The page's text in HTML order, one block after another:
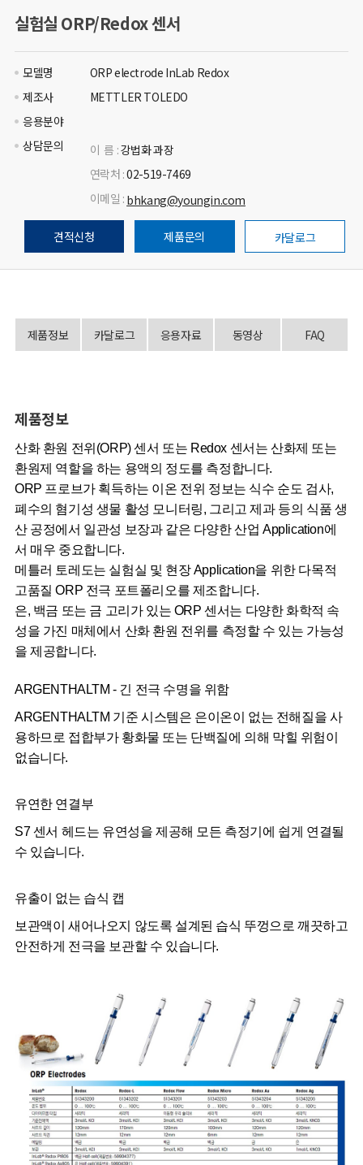
실험실 ORP/Redox 센서
모델명
ORP electrode InLab Redox
제조사
METTLER TOLEDO
응용분야
상담문의
이 름 :강법화 과장
연락처 :02-519-7469
이메일 : bhkang@youngin.com
견적신청 제품문의 카달로그
제품정보 카달로그 응용자료 동영상 FAQ
제품정보
산화 환원 전위(ORP) 센서 또는 Redox 센서는 산화제 또는
환원제 역할을 하는 용액의 정도를 측정합니다.
ORP 프로브가 획득하는 이온 전위 정보는 식수 순도 검사,
폐수의 혐기성 생물 활성 모니터링, 그리고 제과 등의 식품 생
산 공정에서 일관성 보장과 같은 다양한 산업 Application에
서 매우 중요합니다.
메틀러 토레도는 실험실 및 현장 Application을 위한 다목적
고품질 ORP 전극 포트폴리오를 제조합니다.
은, 백금 또는 금 고리가 있는 ORP 센서는 다양한 화학적 속
성을 가진 매체에서 산화 환원 전위를 측정할 수 있는 가능성
을 제공합니다.
ARGENTHALTM - 긴 전극 수명을 위함
ARGENTHALTM 기준 시스템은 은이온이 없는 전해질을 사
용하므로 접합부가 황화물 또는 단백질에 의해 막힐 위험이
없습니다.
유연한 연결부
S7 센서 헤드는 유연성을 제공해 모든 측정기에 쉽게 연결될
수 있습니다.
유출이 없는 습식 캡
보관액이 새어나오지 않도록 설계된 습식 뚜껑으로 깨끗하고
안전하게 전극을 보관할 수 있습니다.